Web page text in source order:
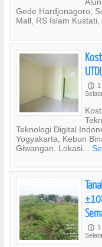
Gede Hardjonagoro,
Mall, RS Islam Kustati,
P
Teknologi Digital
Yogyakarta, Kebun
Giwangan. Lokasi...
P